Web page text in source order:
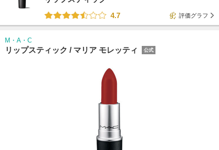
4.7
評価グラフ
M・A・C
リップスティック / マリア モレッティ 公式